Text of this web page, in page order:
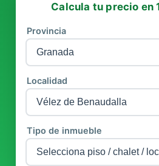
Calcula tu precio en
Provincia
Localidad
Tipo de inmueble